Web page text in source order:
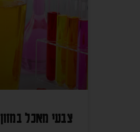
צבעי מאכל במזון